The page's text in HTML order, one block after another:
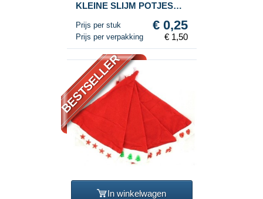
KLEINE SLIJM POTJES
Prijs per stuk € 0,25
Prijs per verpakking € 1,50
BESTSELLER
In winkelwagen